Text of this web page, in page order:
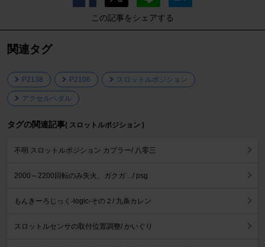
この記事をシェアする
関連タグ
P2138 P2106 スロットルポジション
アクセルペダル
タグの関連記事( スロットルポジション )
不明 スロットルポジション カプラー/ 八零三
2000～2200回転のみ失火、ガクガ .../ psg
もんきーろじっく-logic-その２/ 九条カレン
スロットルセンサの取付位置調整/ かいぐり